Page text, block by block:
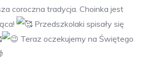
coroczna tradycja. Choinka jest
Przedszkolaki spisały się
Teraz oczekujemy na Świętego